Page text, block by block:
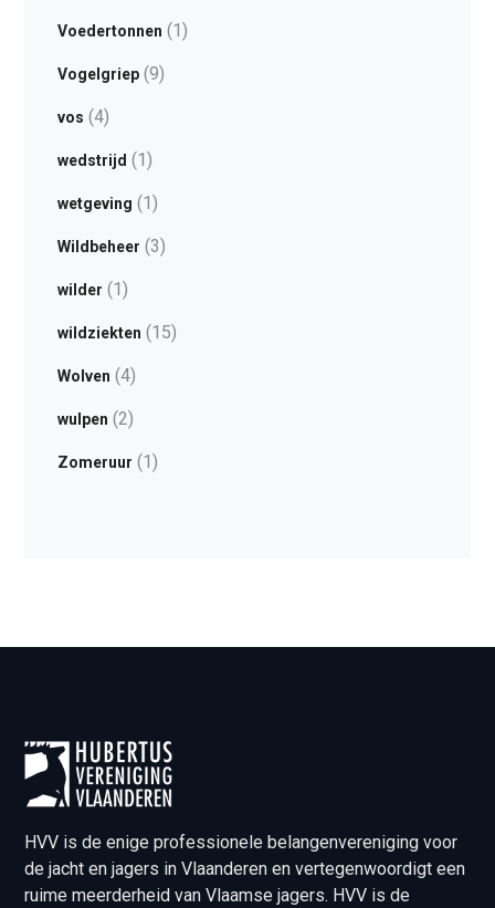
Voedertonnen (1)
Vogelgriep(9)
vos (4)
wedstrijd (1)
wetgeving (1)
Wildbeheer (3)
wilder (1)
wildziekten (15)
Wolven (4)
wulpen (2)
Zomeruur (1)
HVV is de enige professionele belangenvereniging voor
de jacht en jagers in Vlaanderen en vertegenwoordigt een
ruime meerderheid van Vlaamse jagers. HVV is de